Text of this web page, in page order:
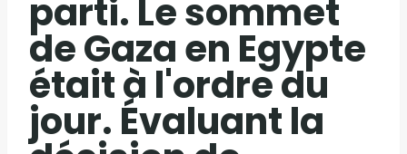
parti. Le sommet
de Gaza en Egypte
était à l'ordre du
jour. Évaluant la